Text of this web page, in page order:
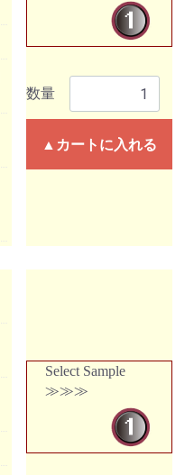
数量
▲カートに入れる
Select Sample
≫≫≫